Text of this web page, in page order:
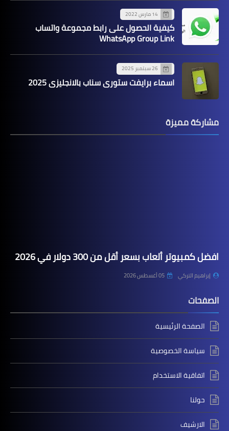
14 مارس 2022
كيفية الحصول على رابط مجموعة واتساب
WhatsApp Group Link
26 سبتمبر 2025
اسماء برايفت ستوري سناب بالانجليزي 2025
مشاركة مميزة
افضل كمبيوتر ألعاب بسعر أقل من 300 دولار في 2026
إبراهيم التركي 05 أغسطس 2026
الصفحات
الصفحة الرئيسية
سياسة الخصوصية
اتفاقية الاستخدام
حولنا
الارشيف